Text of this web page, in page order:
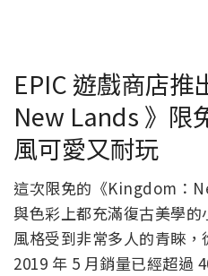
EPIC 遊戲商店推
New Lands 》限
風可愛又耐玩
這次限免的《Kingdom：
與色彩上都充滿復古美學
風格受到非常多人的青睞，
2019 年 5 月銷量已經超過